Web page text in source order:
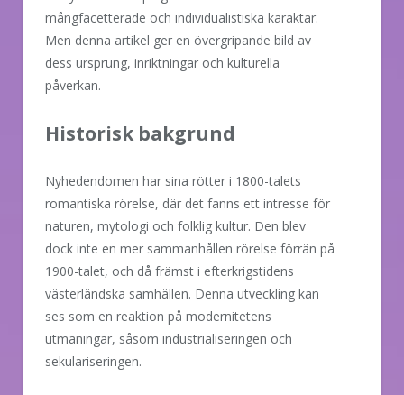
mångfacetterade och individualistiska karaktär.
Men denna artikel ger en övergripande bild av
dess ursprung, inriktningar och kulturella
påverkan.
Historisk bakgrund
Nyhedendomen har sina rötter i 1800-talets
romantiska rörelse, där det fanns ett intresse för
naturen, mytologi och folklig kultur. Den blev
dock inte en mer sammanhållen rörelse förrän på
1900-talet, och då främst i efterkrigstidens
västerländska samhällen. Denna utveckling kan
ses som en reaktion på modernitetens
utmaningar, såsom industrialiseringen och
sekulariseringen.